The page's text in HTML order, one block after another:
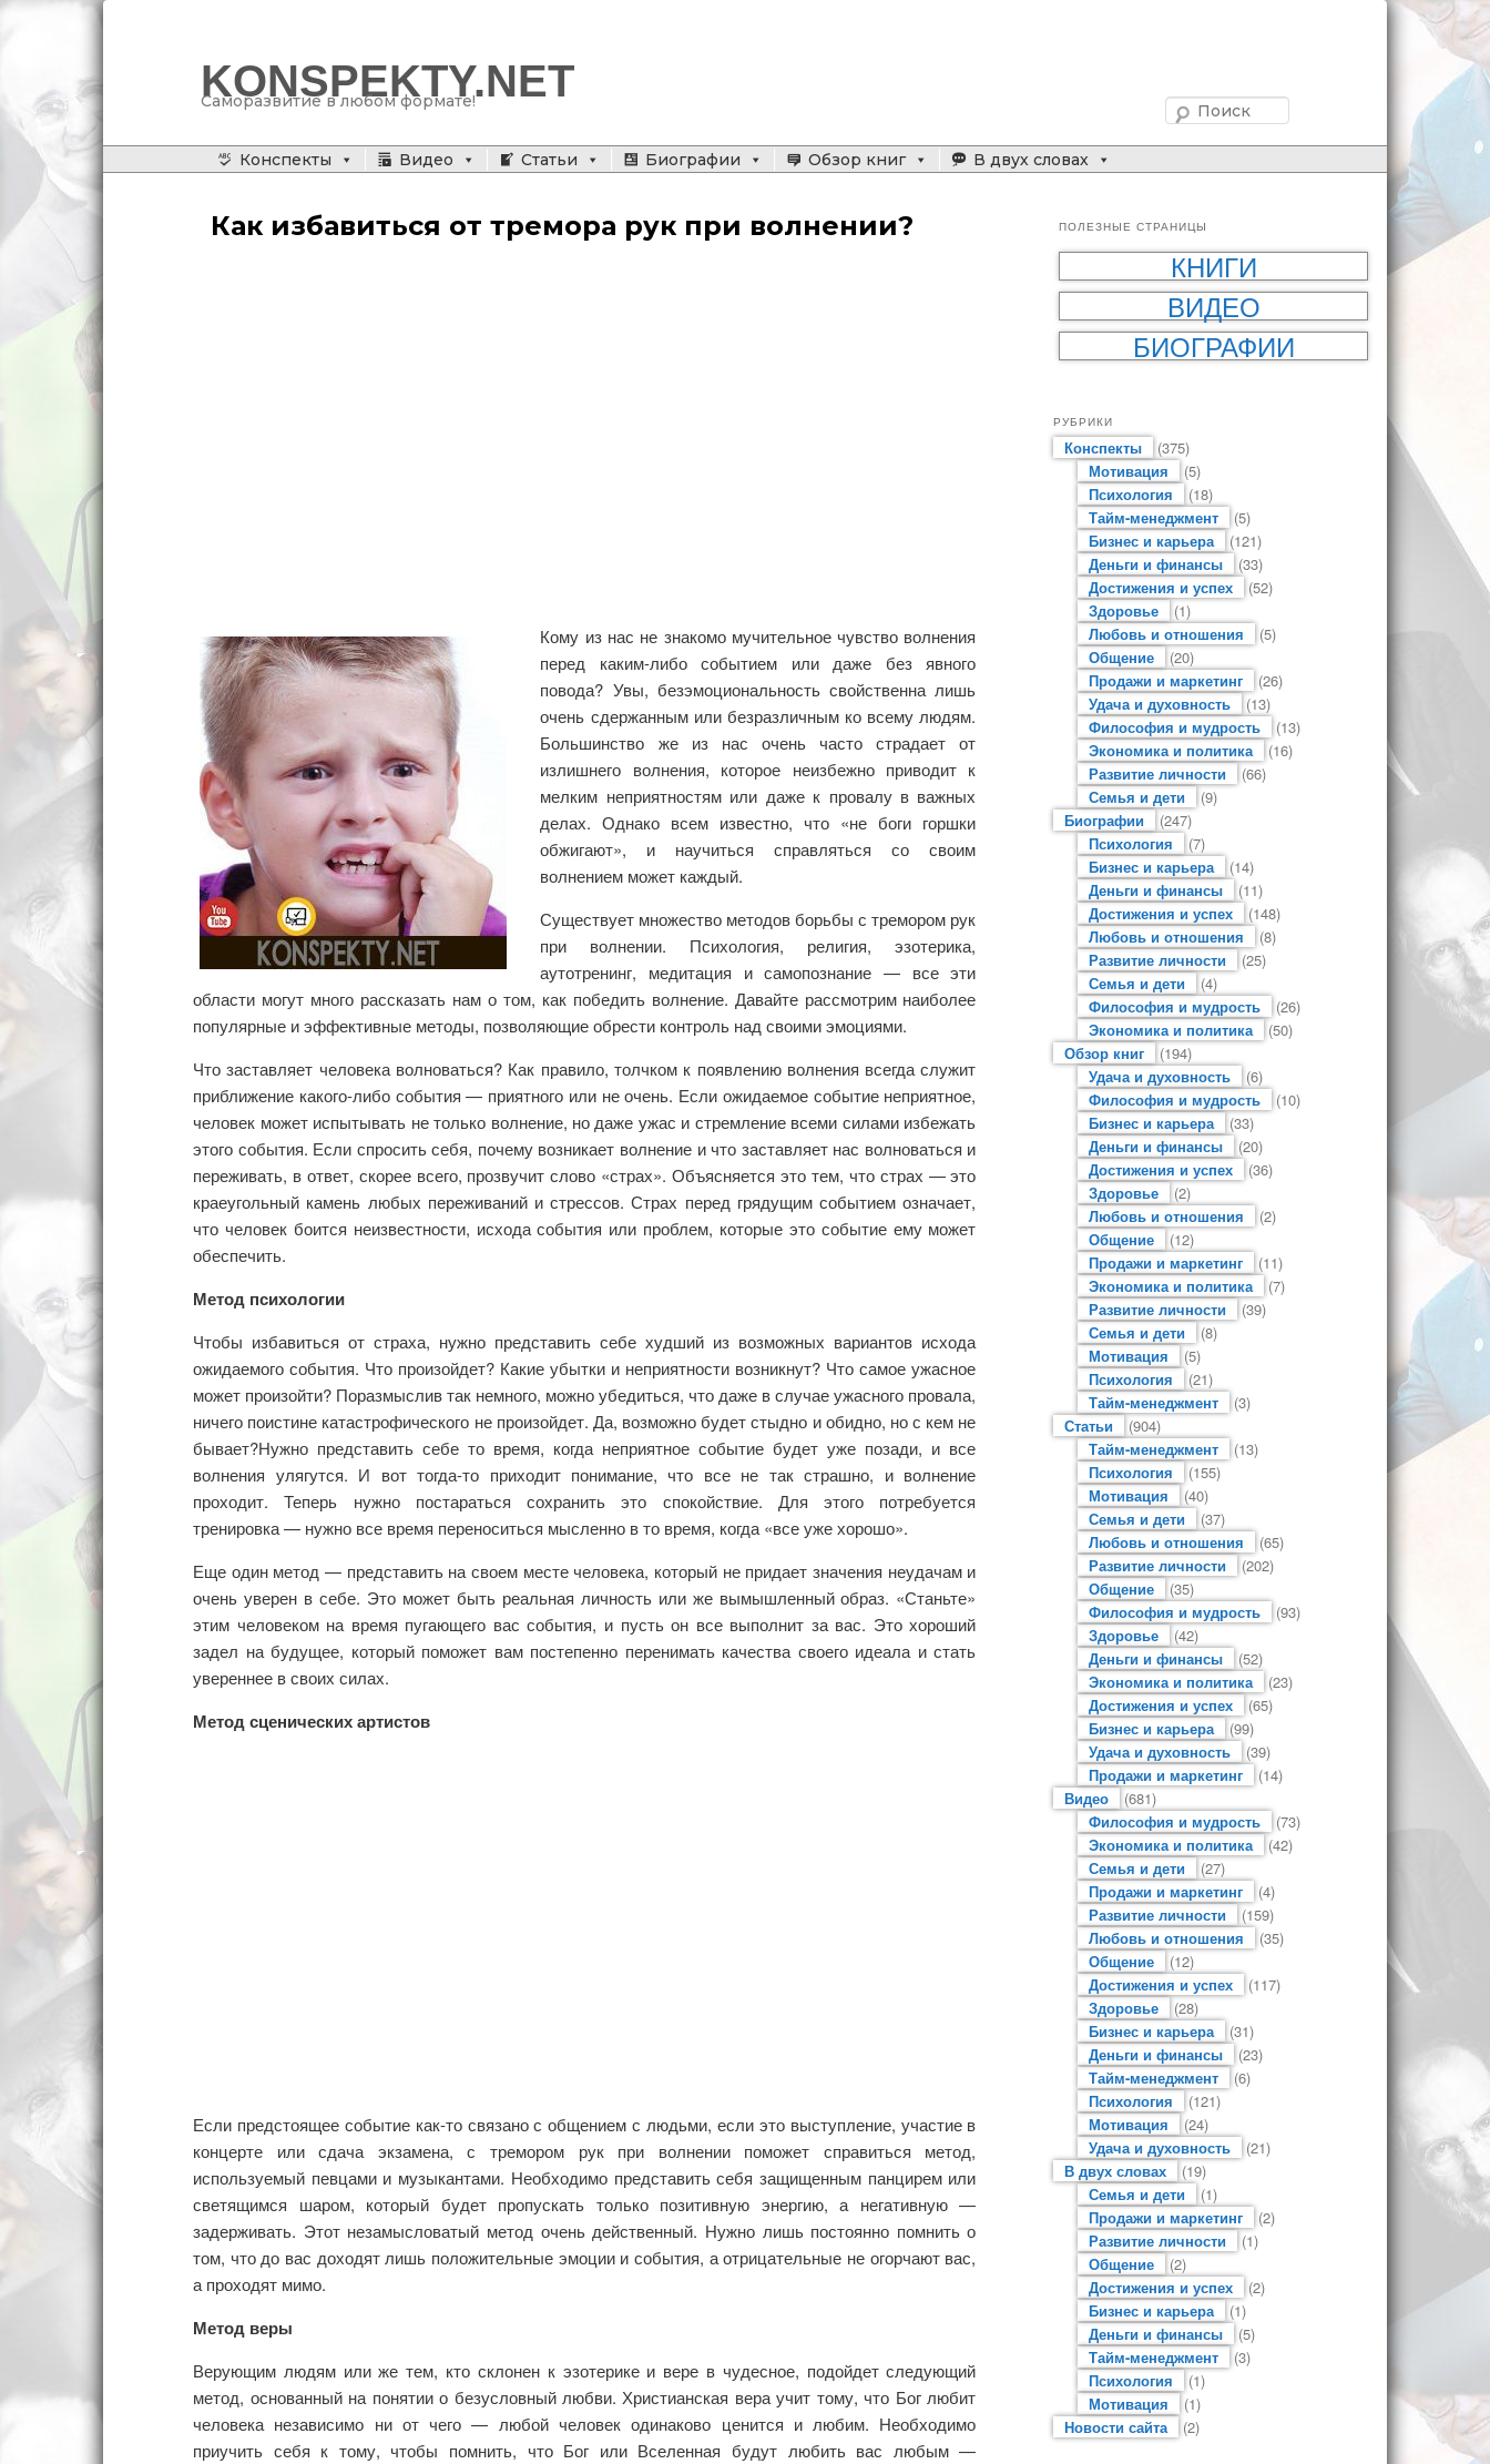
KONSPEKTY.NET
Саморазвитие в любом формате!
Главное меню
Перейти
основному
Конспекты Видео Статьи Биографии Обзор книг В двух словах
Как избавиться от тремора рук при волнении?
Кому из нас не знакомо мучительное чувство волнения
перед каким-либо событием или даже без явного
повода? Увы, безэмоциональность свойственна лишь
очень сдержанным или безразличным ко всему людям.
Большинство же из нас очень часто страдает от
излишнего волнения, которое неизбежно приводит к
мелким неприятностям или даже к провалу в важных
делах. Однако всем известно, что «не боги горшки
обжигают», и научиться справляться со своим
волнением может каждый.
Существует множество методов борьбы с тремором рук
при волнении. Психология, религия, эзотерика,
аутотренинг, медитация и самопознание — все эти
области могут много рассказать нам о том, как победить волнение. Давайте рассмотрим наиболее
популярные и эффективные методы, позволяющие обрести контроль над своими эмоциями.
Что заставляет человека волноваться? Как правило, толчком к появлению волнения всегда служит
приближение какого-либо события — приятного или не очень. Если ожидаемое событие неприятное,
человек может испытывать не только волнение, но даже ужас и стремление всеми силами избежать
этого события. Если спросить себя, почему возникает волнение и что заставляет нас волноваться и
переживать, в ответ, скорее всего, прозвучит слово «страх». Объясняется это тем, что страх — это
краеугольный камень любых переживаний и стрессов. Страх перед грядущим событием означает,
что человек боится неизвестности, исхода события или проблем, которые это событие ему может
обеспечить.
Метод психологии
Чтобы избавиться от страха, нужно представить себе худший из возможных вариантов исхода
ожидаемого события. Что произойдет? Какие убытки и неприятности возникнут? Что самое ужасное
может произойти? Поразмыслив так немного, можно убедиться, что даже в случае ужасного провала,
ничего поистине катастрофического не произойдет. Да, возможно будет стыдно и обидно, но с кем не
бывает?Нужно представить себе то время, когда неприятное событие будет уже позади, и все
волнения улягутся. И вот тогда-то приходит понимание, что все не так страшно, и волнение
проходит. Теперь нужно постараться сохранить это спокойствие. Для этого потребуется
тренировка — нужно все время переноситься мысленно в то время, когда «все уже хорошо».
Еще один метод — представить на своем месте человека, который не придает значения неудачам и
очень уверен в себе. Это может быть реальная личность или же вымышленный образ. «Станьте»
этим человеком на время пугающего вас события, и пусть он все выполнит за вас. Это хороший
задел на будущее, который поможет вам постепенно перенимать качества своего идеала и стать
увереннее в своих силах.
Метод сценических артистов
Если предстоящее событие как-то связано с общением с людьми, если это выступление, участие в
концерте или сдача экзамена, с тремором рук при волнении поможет справиться метод,
используемый певцами и музыкантами. Необходимо представить себя защищенным панцирем или
светящимся шаром, который будет пропускать только позитивную энергию, а негативную —
задерживать. Этот незамысловатый метод очень действенный. Нужно лишь постоянно помнить о
том, что до вас доходят лишь положительные эмоции и события, а отрицательные не огорчают вас,
а проходят мимо.
Метод веры
Верующим людям или же тем, кто склонен к эзотерике и вере в чудесное, подойдет следующий
метод, основанный на понятии о безусловный любви. Христианская вера учит тому, что Бог любит
человека независимо ни от чего — любой человек одинаково ценится и любим. Необходимо
приучить себя к тому, чтобы помнить, что Бог или Вселенная будут любить вас любым —
ПОЛЕЗНЫЕ СТРАНИЦЫ
КНИГИ
ВИДЕО
БИОГРАФИИ
РУБРИКИ
Конспекты
(375)
Мотивация
(5)
Психология
(18)
Тайм-менеджмент
(5)
Бизнес и карьера
(121)
Деньги и финансы
(33)
Достижения и успех
(52)
Здоровье
(1)
Любовь и отношения
(5)
Общение
(20)
Продажи и маркетинг
(26)
Удача и духовность
(13)
Философия и мудрость
(13)
Экономика и политика
(16)
Развитие личности
(66)
Семья и дети
(9)
Биографии
(247)
Психология
(7)
Бизнес и карьера
(14)
Деньги и финансы
(11)
Достижения и успех
(148)
Любовь и отношения
(8)
Развитие личности
(25)
Семья и дети
(4)
Философия и мудрость
(26)
Экономика и политика
(50)
Обзор книг
(194)
Удача и духовность
(6)
Философия и мудрость
(10)
Бизнес и карьера
(33)
Деньги и финансы
(20)
Достижения и успех
(36)
Здоровье
(2)
Любовь и отношения
(2)
Общение
(12)
Продажи и маркетинг
(11)
Экономика и политика
(7)
Развитие личности
(39)
Семья и дети
(8)
Мотивация
(5)
Психология
(21)
Тайм-менеджмент
(3)
Статьи
(904)
Тайм-менеджмент
(13)
Психология
(155)
Мотивация
(40)
Семья и дети
(37)
Любовь и отношения
(65)
Развитие личности
(202)
Общение
(35)
Философия и мудрость
(93)
Здоровье
(42)
Деньги и финансы
(52)
Экономика и политика
(23)
Достижения и успех
(65)
Бизнес и карьера
(99)
Удача и духовность
(39)
Продажи и маркетинг
(14)
Видео
(681)
Философия и мудрость
(73)
Экономика и политика
(42)
Семья и дети
(27)
Продажи и маркетинг
(4)
Развитие личности
(159)
Любовь и отношения
(35)
Общение
(12)
Достижения и успех
(117)
Здоровье
(28)
Бизнес и карьера
(31)
Деньги и финансы
(23)
Тайм-менеджмент
(6)
Психология
(121)
Мотивация
(24)
Удача и духовность
(21)
В двух словах
(19)
Семья и дети
(1)
Продажи и маркетинг
(2)
Развитие личности
(1)
Общение
(2)
Достижения и успех
(2)
Бизнес и карьера
(1)
Деньги и финансы
(5)
Тайм-менеджмент
(3)
Психология
(1)
Мотивация
(1)
Новости сайта
(2)